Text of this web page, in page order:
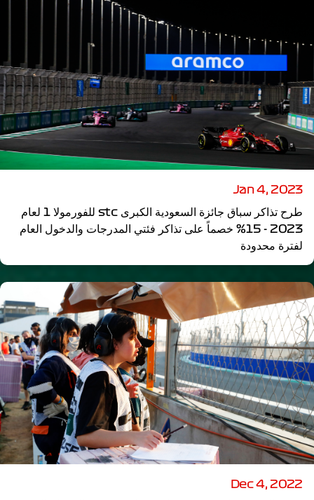
Jan 4, 2023
طرح تذاكر سباق جائزة السعودية الكبرى stc للفورمولا 1 لعام
2023 - 15% خصماً على تذاكر فئتي المدرجات والدخول العام
لفترة محدودة
Dec 4, 2022